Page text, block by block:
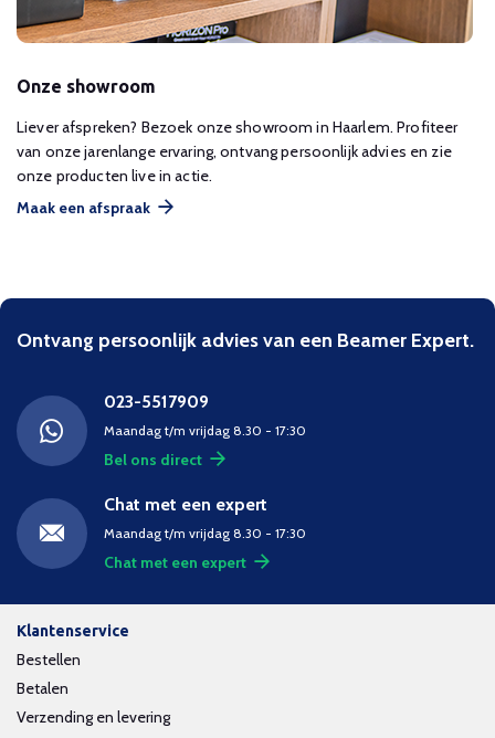
Onze showroom
Liever afspreken? Bezoek onze showroom in Haarlem. Profiteer
van onze jarenlange ervaring, ontvang persoonlijk advies en zie
onze producten live in actie.
Maak een afspraak
Ontvang persoonlijk advies van een Beamer Expert.
023-5517909
Maandag t/m vrijdag 8.30 - 17:30
Bel ons direct
Chat met een expert
Maandag t/m vrijdag 8.30 - 17:30
Chat met een expert
Klantenservice
Bestellen
Betalen
Verzending en levering